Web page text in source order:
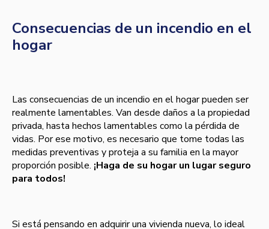
Consecuencias de un incendio en el
hogar
Las consecuencias de un incendio en el hogar pueden ser
realmente lamentables. Van desde daños a la propiedad
privada, hasta hechos lamentables como la pérdida de
vidas. Por ese motivo, es necesario que tome todas las
medidas preventivas y proteja a su familia en la mayor
proporción posible. ¡Haga de su hogar un lugar seguro
para todos!
Si está pensando en adquirir una vivienda nueva, lo ideal